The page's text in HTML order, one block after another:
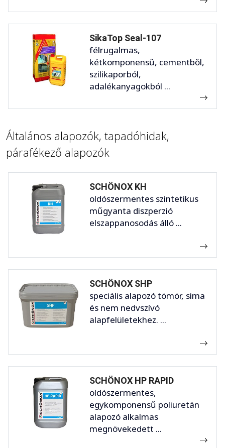
SikaTop Seal-107
félrugalmas,
kétkomponensű, cementből,
szilikaporból,
adalékanyagokból ...
Általános alapozók, tapadóhidak,
párafékező alapozók
SCHÖNOX KH
oldószermentes szintetikus
műgyanta diszperzió
elszappanosodás álló ...
SCHÖNOX SHP
speciális alapozó tömör, sima
és nem nedvszívó
alapfelületekhez. ...
SCHÖNOX HP RAPID
oldószermentes,
egykomponensű poliuretán
alapozó alkalmas
megnövekedett ...